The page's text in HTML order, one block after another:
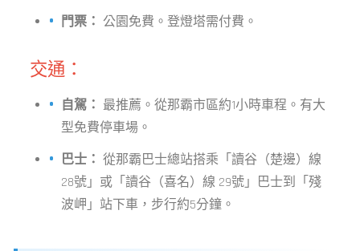
門票： 公園免費。登燈塔需付費。
交通：
自駕： 最推薦。從那霸市區約1小時車程。有大
型免費停車場。
巴士： 從那霸巴士總站搭乘「讀谷（楚邊）線
28號」或「讀谷（喜名）線 29號」巴士到「殘
波岬」站下車，步行約5分鐘。